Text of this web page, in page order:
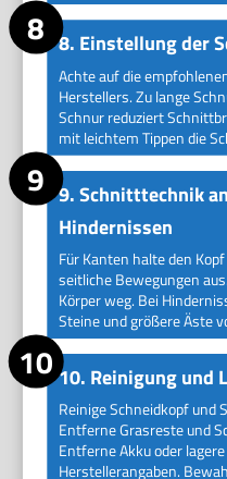
8. Einstellung der
Achte auf die
Herstellers. Zu lange
Schnur reduziert
mit leichtem Tippen die
9. Schnitttechnik
Hindernissen
Für Kanten halte den
seitliche Bewegungen
Körper weg. Bei
Steine und größere Äste
10. Reinigung und
Reinige Schneidkopf und
Entferne Grasreste und
Entferne Akku oder
Herstellerangaben.